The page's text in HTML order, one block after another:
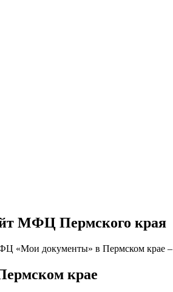
МФЦ Пермского края
«Мои документы» в Пермском крае –
крае